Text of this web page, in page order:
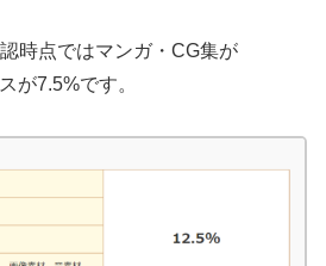
時点ではマンガ・CG集が
が7.5%です。